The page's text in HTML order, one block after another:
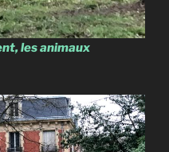
les animaux